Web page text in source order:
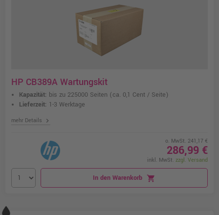
HP CB389A Wartungskit
Kapazität: bis zu 225000 Seiten (ca. 0,1 Cent / Seite)
Lieferzeit: 1-3 Werktage
mehr Details chevron_right
o. MwSt. 241,17 €
286,99 €
inkl. MwSt. zzgl. Versand
In den Warenkorb shopping_cart